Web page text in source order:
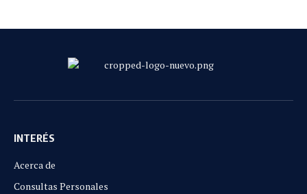
INTERÉS
Acerca de
Consultas Personales